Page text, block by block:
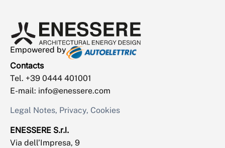
Empowered by
Contacts
Tel. +39 0444 401001
E-mail: info@enessere.com
Legal Notes, Privacy, Cookies
ENESSERE S.r.l.
Via dell’Impresa, 9